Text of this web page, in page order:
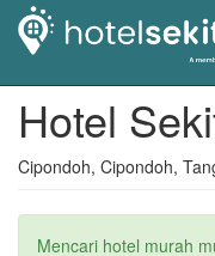
Hotel
Cipondoh, Cipondoh,
Mencari hotel murah